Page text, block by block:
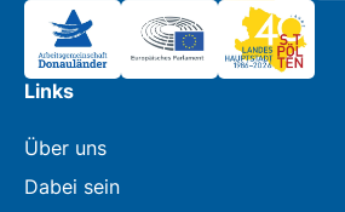
Links
Über uns
Dabei sein